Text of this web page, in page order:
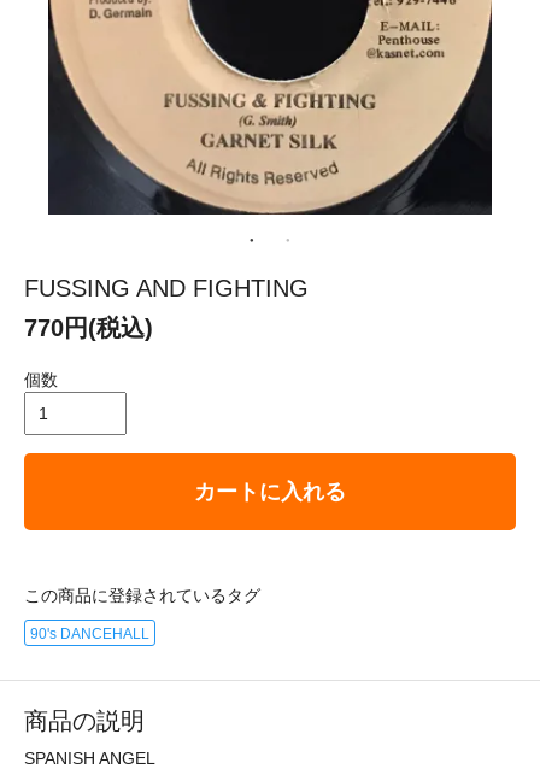
FUSSING AND FIGHTING
770円(税込)
個数
カートに入れる
この商品に登録されているタグ
90's DANCEHALL
商品の説明
SPANISH ANGEL